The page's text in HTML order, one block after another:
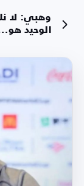
وهبي: لا
الوحيد